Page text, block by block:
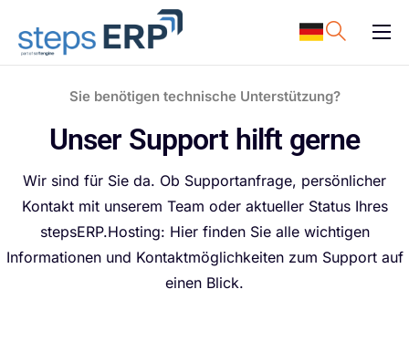
ERP Software
Support
Ressourcen
Karriere
Unternehmen
Sie benötigen technische Unterstützung?
Unser Support hilft gerne
Wir sind für Sie da. Ob Supportanfrage, persönlicher
Kontakt mit unserem Team oder aktueller Status Ihres
stepsERP.Hosting: Hier finden Sie alle wichtigen
Informationen und Kontaktmöglichkeiten zum Support auf
einen Blick.